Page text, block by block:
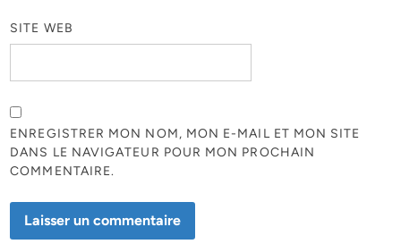
SITE WEB
ENREGISTRER MON NOM, MON E-MAIL ET MON SITE
DANS LE NAVIGATEUR POUR MON PROCHAIN
COMMENTAIRE.